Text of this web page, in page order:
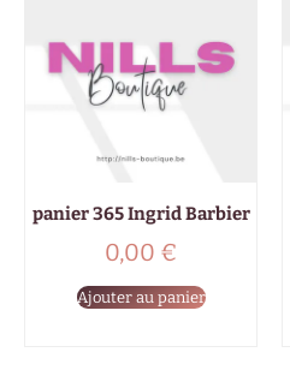
panier 365 Ingrid Barbier
0,00 €
Ajouter au panier